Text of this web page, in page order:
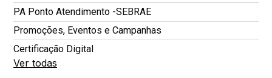
PA Ponto Atendimento -SEBRAE
Promoções, Eventos e Campanhas
Certificação Digital
Ver todas